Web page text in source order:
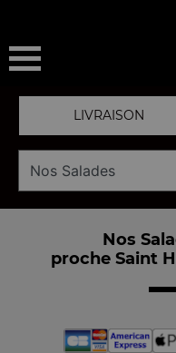
LIVRAISON
Nos
proche Saint